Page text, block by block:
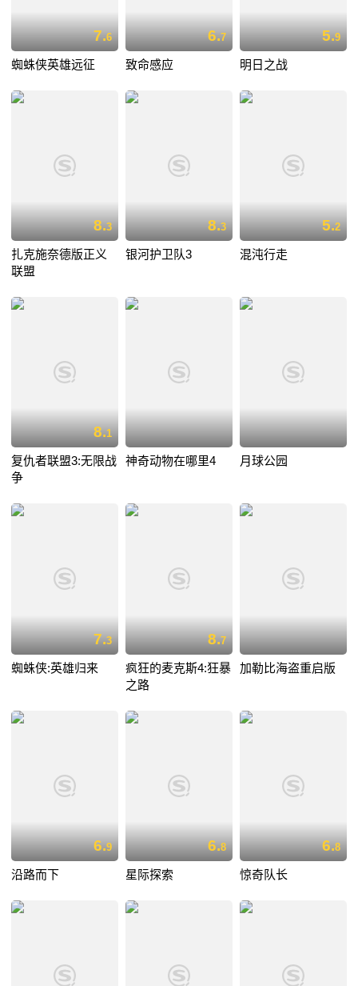
7.6
蜘蛛侠英雄远征
6.7
致命感应
5.9
明日之战
8.3
扎克施奈德版正义
联盟
8.3
银河护卫队3
5.2
混沌行走
8.1
复仇者联盟3:无限战
争
神奇动物在哪里4 月球公园
7.3
蜘蛛侠:英雄归来
8.7
疯狂的麦克斯4:狂暴
之路
加勒比海盗重启版
6.9
沿路而下
6.8
星际探索
6.8
惊奇队长